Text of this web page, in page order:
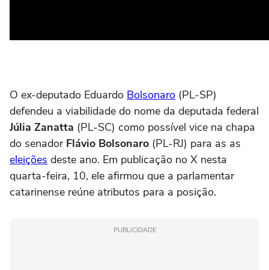
O ex-deputado Eduardo Bolsonaro (PL-SP)
defendeu a viabilidade do nome da deputada federal
Júlia Zanatta (PL-SC) como possível vice na chapa
do senador Flávio Bolsonaro (PL-RJ) para as as
eleições deste ano. Em publicação no X nesta
quarta-feira, 10, ele afirmou que a parlamentar
catarinense reúne atributos para a posição.
PUBLICIDADE